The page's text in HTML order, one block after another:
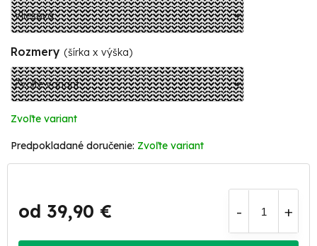
Rozmery (šírka x výška)
Zvoľte variant
Zvoľte variant
od 39,90 €
Jednotková
cena: